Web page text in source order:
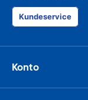
Kundeservice
Konto